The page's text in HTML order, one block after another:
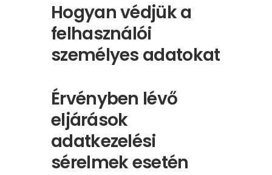
Hogyan védjük a
felhasználói
személyes adatokat
Érvényben lévő
eljárások
adatkezelési
sérelmek esetén